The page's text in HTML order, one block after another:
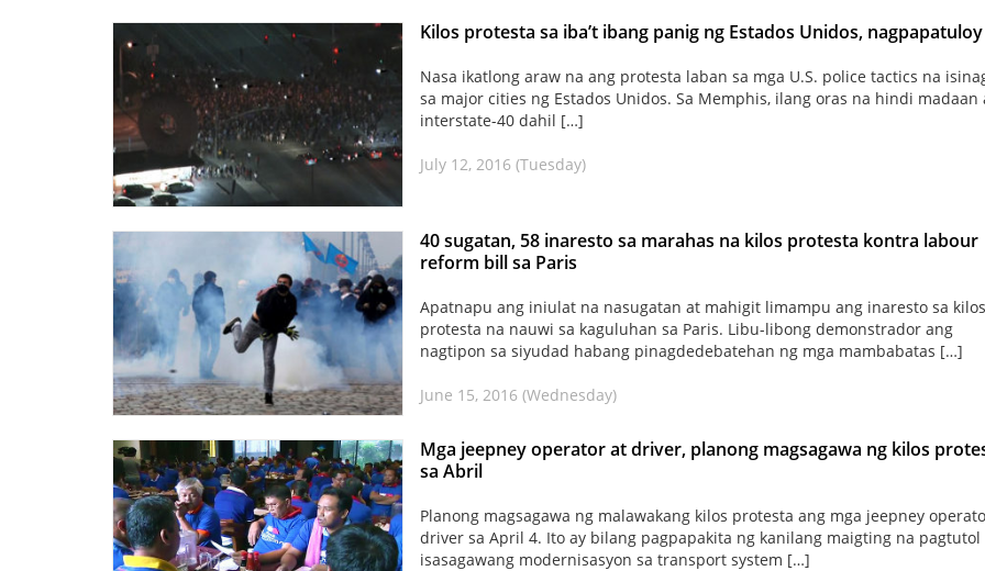
Kilos protesta sa iba’t ibang panig ng Estados Unidos, nagpapatuloy
Nasa ikatlong araw na ang protesta laban sa mga U.S. police tactics na
sa major cities ng Estados Unidos. Sa Memphis, ilang oras na hindi madaan
interstate-40 dahil […]
July 12, 2016 (Tuesday)
40 sugatan, 58 inaresto sa marahas na kilos protesta kontra labour
reform bill sa Paris
Apatnapu ang iniulat na nasugatan at mahigit limampu ang inaresto sa kilos
protesta na nauwi sa kaguluhan sa Paris. Libu-libong demonstrador ang
nagtipon sa siyudad habang pinagdedebatehan ng mga mambabatas […]
June 15, 2016 (Wednesday)
Mga jeepney operator at driver, planong magsagawa ng kilos
sa Abril
Planong magsagawa ng malawakang kilos protesta ang mga jeepney
driver sa April 4. Ito ay bilang pagpapakita ng kanilang maigting na pagtutol
isasagawang modernisasyon sa transport system […]